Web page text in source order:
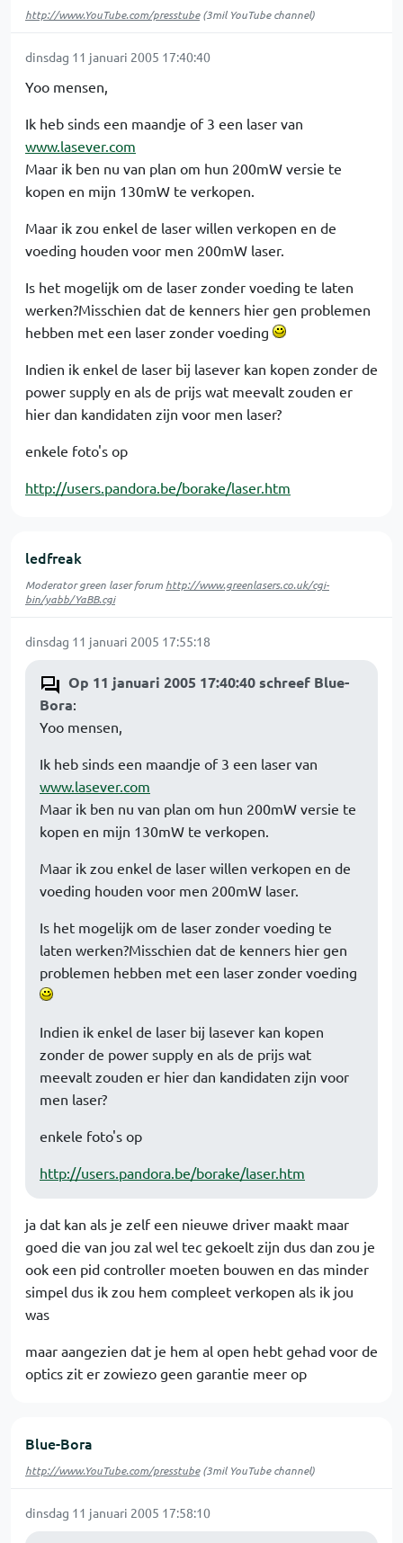
http://www.YouTube.com/presstube(3mil YouTube channel)
dinsdag 11 januari 2005 17:40:40
Yoo mensen,
Ik heb sinds een maandje of 3 een laser van
www.lasever.com
Maar ik ben nu van plan om hun 200mW versie te
kopen en mijn 130mW te verkopen.
Maar ik zou enkel de laser willen verkopen en de
voeding houden voor men 200mW laser.
Is het mogelijk om de laser zonder voeding te laten
werken?Misschien dat de kenners hier gen problemen
hebben met een laser zonder voeding
Indien ik enkel de laser bij lasever kan kopen zonder de
power supply en als de prijs wat meevalt zouden er
hier dan kandidaten zijn voor men laser?
enkele foto's op
http://users.pandora.be/borake/laser.htm
ledfreak
Moderator green laser forum http://www.greenlasers.co.uk/cgi-
bin/yabb/YaBB.cgi
dinsdag 11 januari 2005 17:55:18
Op 11 januari 2005 17:40:40 schreef Blue-
Bora:
Yoo mensen,
Ik heb sinds een maandje of 3 een laser van
www.lasever.com
Maar ik ben nu van plan om hun 200mW versie te
kopen en mijn 130mW te verkopen.
Maar ik zou enkel de laser willen verkopen en de
voeding houden voor men 200mW laser.
Is het mogelijk om de laser zonder voeding te
laten werken?Misschien dat de kenners hier gen
problemen hebben met een laser zonder voeding
Indien ik enkel de laser bij lasever kan kopen
zonder de power supply en als de prijs wat
meevalt zouden er hier dan kandidaten zijn voor
men laser?
enkele foto's op
http://users.pandora.be/borake/laser.htm
ja dat kan als je zelf een nieuwe driver maakt maar
goed die van jou zal wel tec gekoelt zijn dus dan zou je
ook een pid controller moeten bouwen en das minder
simpel dus ik zou hem compleet verkopen als ik jou
was
maar aangezien dat je hem al open hebt gehad voor de
optics zit er zowiezo geen garantie meer op
Blue-Bora
http://www.YouTube.com/presstube(3mil YouTube channel)
dinsdag 11 januari 2005 17:58:10